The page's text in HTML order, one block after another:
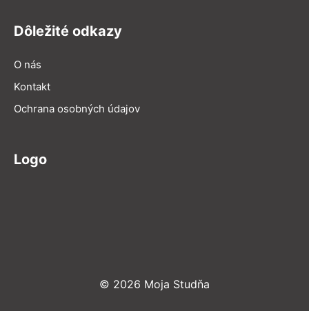
Dôležité odkazy
O nás
Kontakt
Ochrana osobných údajov
Logo
© 2026 Moja Studňa